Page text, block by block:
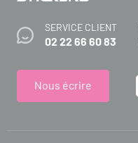
SERVICE CLIENT
02 22 66 60 83
Nous écrire